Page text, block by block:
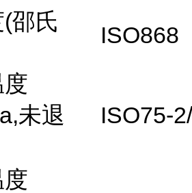
邵氏
ISO868
未退
ISO75-